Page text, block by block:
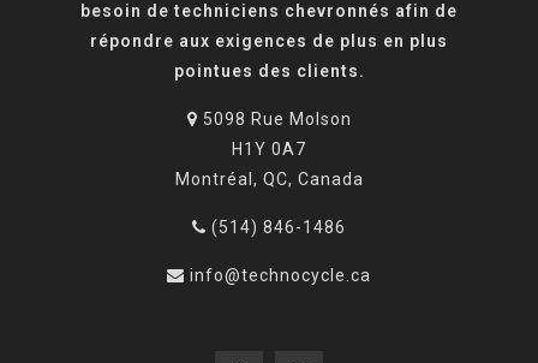
besoin de techniciens chevronnés afin de
répondre aux exigences de plus en plus
pointues des clients.
5098 Rue Molson
H1Y 0A7
Montréal, QC, Canada
(514) 846-1486
info@technocycle.ca